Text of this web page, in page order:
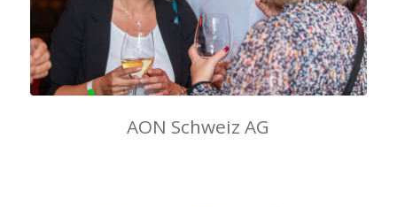
AON Schweiz AG